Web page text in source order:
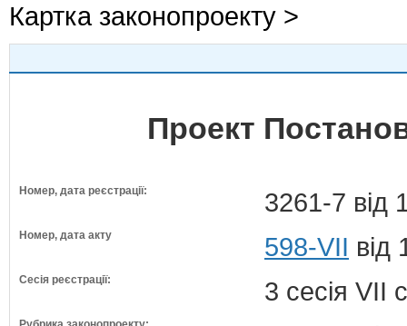
Картка законопроекту >
Проект
Номер, дата реєстрації: 3261-7 від
Номер, дата акту 598-VII від
Сесія реєстрації: 3 сесія VII